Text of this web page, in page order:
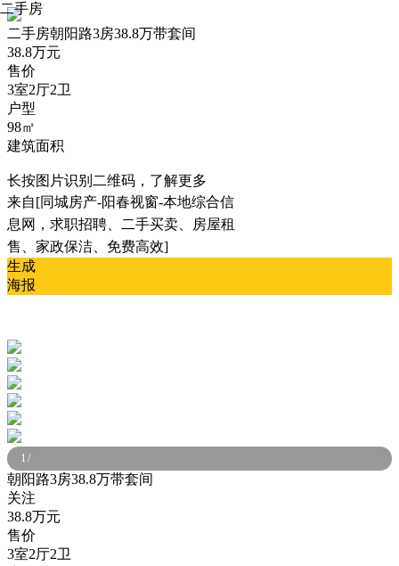
二手房朝阳路3房38.8万带套间
38.8万元
售价
3室2厅2卫
户型
98㎡
建筑面积
长按图片识别二维码，了解更多
来自[同城房产-阳春视窗-本地综合信
息网，求职招聘、二手买卖、房屋租
售、家政保洁、免费高效]
生成
海报
二手房
1/
朝阳路3房38.8万带套间
关注
38.8万元
售价
3室2厅2卫